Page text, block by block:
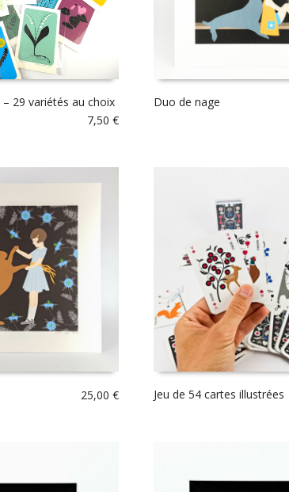
29 variétés au choix
7,50 €
Duo de nage
25,00 € Jeu de 54 cartes illustrées